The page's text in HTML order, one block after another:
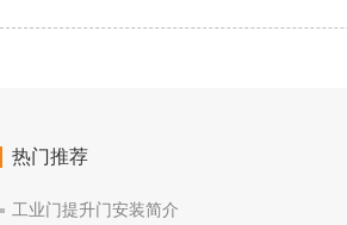
热门推荐
工业门提升门安装简介